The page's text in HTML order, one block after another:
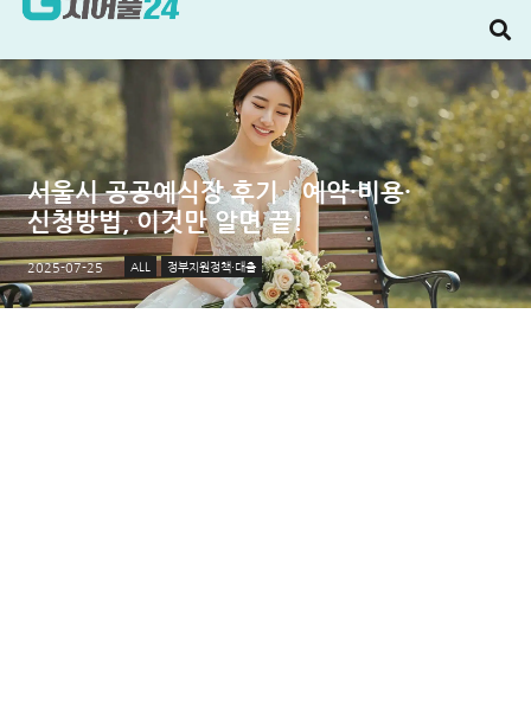
서울시 공공예식장 후기│예약·비용·
신청방법, 이것만 알면 끝!
2025-07-25 ALL 정부지원정책·대출